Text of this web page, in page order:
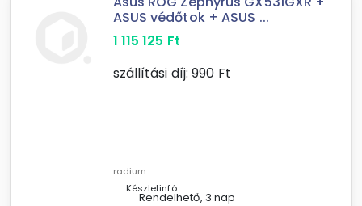
ASUS védőtok + ASUS ...
1 115 125 Ft
szállítási díj: 990 Ft
radium
Készletinfó:
Rendelhető, 3 nap